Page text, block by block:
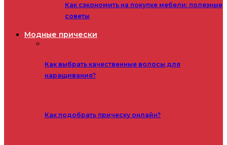
Как сэкономить на покупке мебели: полезные
советы
Модные прически
Как выбрать качественные волосы для
наращивания?
Как подобрать прическу онлайн?